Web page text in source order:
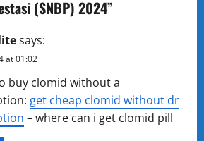
(SNBP) 2024”
says:
at 01:02
buy clomid without a
get cheap clomid without dr
– where can i get clomid pill